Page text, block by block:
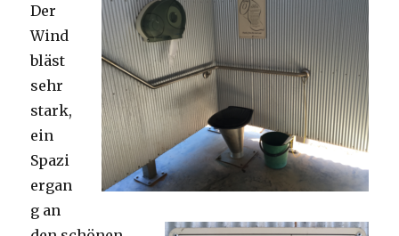
Der
Wind
bläst
sehr
stark,
ein
Spazi
ergan
g an